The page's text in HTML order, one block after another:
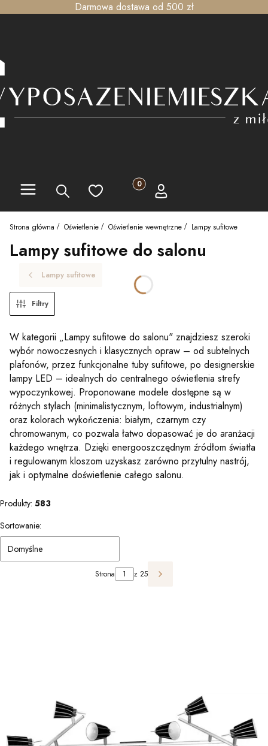
Darmowa dostawa od 500 zł
Menu Szukaj Ulubione Produkty w koszyku: 0. Zobacz
Koszyk Zaloguj się
Strona główna Oświetlenie Oświetlenie wewnętrzne Lampy sufitowe
Lampy sufitowe do salonu
Lampy sufitowe
Filtry
W kategorii „Lampy sufitowe do salonu" znajdziesz szeroki
wybór nowoczesnych i klasycznych opraw – od subtelnych
plafonów, przez funkcjonalne tuby sufitowe, po designerskie
lampy LED – idealnych do centralnego oświetlenia strefy
wypoczynkowej. Proponowane modele dostępne są w
różnych stylach (minimalistycznym, loftowym, industrialnym)
oraz kolorach wykończenia: białym, czarnym czy
chromowanym, co pozwala łatwo dopasować je do aranżacji
każdego wnętrza. Dzięki energooszczędnym źródłom światła
i regulowanym kloszom uzyskasz zarówno przytulny nastrój,
jak i optymalne doświetlenie całego salonu.
Produkty: 583
Lista produktów
Sortowanie:
Domyślne
Strona z 25 Następne produkty